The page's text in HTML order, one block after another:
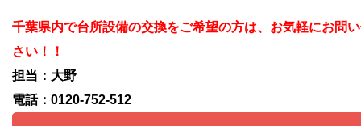
千葉県内で台所設備の交換をご希望の方は、お気軽にお問
さい！！
担当：大野
電話：0120-752-512